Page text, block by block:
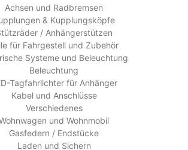
Achsen und Radbremsen
& Kupplungsköpfe
/ Anhängerstützen
für Fahrgestell und Zubehör
Systeme und Beleuchtung
Beleuchtung
Tagfahrlichter für Anhänger
Kabel und Anschlüsse
Verschiedenes
und Wohnmobil
Gasfedern / Endstücke
Laden und Sichern